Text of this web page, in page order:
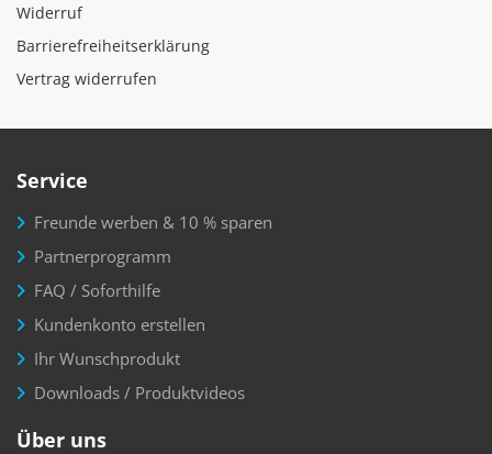
Widerruf
Barrierefreiheitserklärung
Vertrag widerrufen
Service
Freunde werben & 10 % sparen
Partnerprogramm
FAQ / Soforthilfe
Kundenkonto erstellen
Ihr Wunschprodukt
Downloads / Produktvideos
Über uns